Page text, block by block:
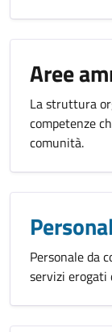
Aree
La struttura
competenze
comunità.
Personale da
servizi erogati